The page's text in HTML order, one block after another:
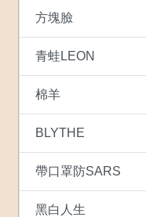
方塊臉
青蛙LEON
棉羊
BLYTHE
帶口罩防SARS
黑白人生